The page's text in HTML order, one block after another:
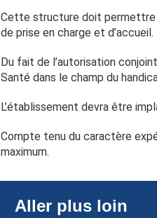
Cette structure doit permettre
de prise en charge et d’accueil.
Du fait de l’autorisation
Santé dans le champ du
L’établissement devra être
Compte tenu du caractère
maximum.
Aller plus loin